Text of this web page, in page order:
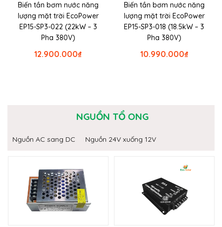
Biến tần bơm nước năng
lượng mặt trời EcoPower
EP15-SP3-022 (22kW – 3
Pha 380V)
₫
12.900.000
Biến tần bơm nước năng
lượng mặt trời EcoPower
EP15-SP3-018 (18.5kW – 3
Pha 380V)
₫
10.990.000
NGUỒN TỔ ONG
Nguồn AC sang DC Nguồn 24V xuống 12V